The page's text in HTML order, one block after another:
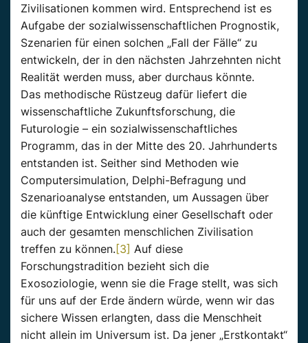
Zivilisationen kommen wird. Entsprechend ist es
Aufgabe der sozialwissenschaftlichen Prognostik,
Szenarien für einen solchen „Fall der Fälle“ zu
entwickeln, der in den nächsten Jahrzehnten nicht
Realität werden muss, aber durchaus könnte.
Das methodische Rüstzeug dafür liefert die
wissenschaftliche Zukunftsforschung, die
Futurologie – ein sozialwissenschaftliches
Programm, das in der Mitte des 20. Jahrhunderts
entstanden ist. Seither sind Methoden wie
Computersimulation, Delphi-Befragung und
Szenarioanalyse entstanden, um Aussagen über
die künftige Entwicklung einer Gesellschaft oder
auch der gesamten menschlichen Zivilisation
treffen zu können.[3] Auf diese
Forschungstradition bezieht sich die
Exosoziologie, wenn sie die Frage stellt, was sich
für uns auf der Erde ändern würde, wenn wir das
sichere Wissen erlangten, dass die Menschheit
nicht allein im Universum ist. Da jener „Erstkontakt“